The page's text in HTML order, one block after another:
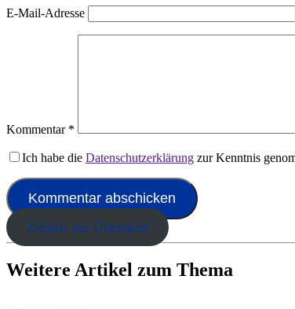
E-Mail-Adresse
Kommentar *
Ich habe die Datenschutzerklärung zur Kenntnis
Zurück zur Übersicht
Weitere Artikel zum Thema